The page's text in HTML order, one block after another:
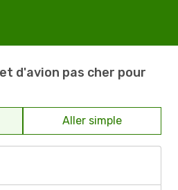
d'avion pas cher pour
Aller simple